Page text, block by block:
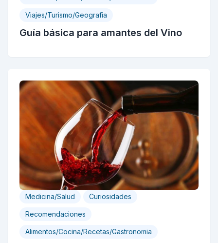
Viajes/Turismo/Geografia
Guía básica para amantes del Vino
Medicina/Salud Curiosidades
Recomendaciones
Alimentos/Cocina/Recetas/Gastronomia